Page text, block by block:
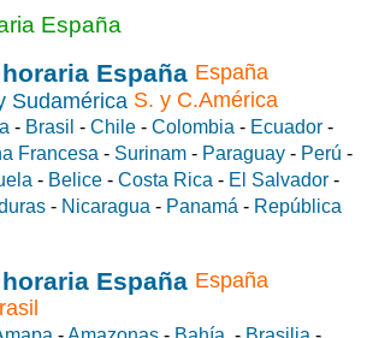
España
España
S. y C.América
- Brasil - Chile - Colombia - Ecuador -
Francesa - Surinam - Paraguay - Perú -
- Belice - Costa Rica - El Salvador -
- Nicaragua - Panamá - República
España